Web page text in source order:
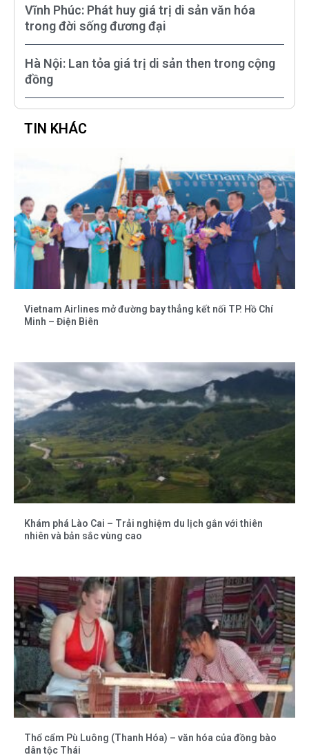
Vĩnh Phúc: Phát huy giá trị di sản văn hóa
trong đời sống đương đại
Hà Nội: Lan tỏa giá trị di sản then trong cộng
đồng
TIN KHÁC
Vietnam Airlines mở đường bay thẳng kết nối TP. Hồ Chí
Minh – Điện Biên
Khám phá Lào Cai – Trải nghiệm du lịch gắn với thiên
nhiên và bản sắc vùng cao
Thổ cẩm Pù Luông (Thanh Hóa) – văn hóa của đồng bào
dân tộc Thái